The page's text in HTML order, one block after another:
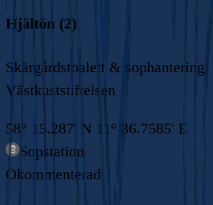
Hjältön (2)
Skärgårdstoalett & sophantering
Västkuststiftelsen
58° 15.287' N 11° 36.7585' E
Sopstation
Okommenterad